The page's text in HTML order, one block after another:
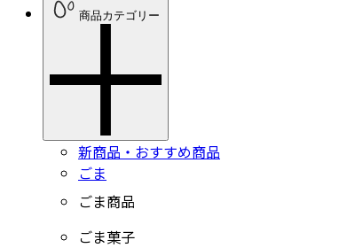
商品カテゴリー
新商品・おすすめ商品
ごま
ごま商品
ごま菓子